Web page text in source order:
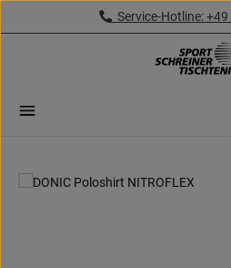
Zum Hauptinhalt springenService-Hotline: +49
Bildergalerie überspringen